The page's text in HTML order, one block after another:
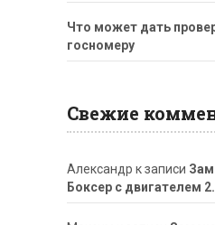
Что может дать
госномеру
Свежие
Александр к записи
Боксер с двигателем